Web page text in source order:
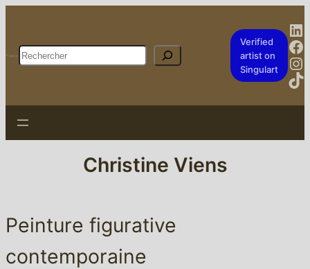
Rechercher
Verified
artist on
Singulart
Christine Viens
Peinture figurative
contemporaine